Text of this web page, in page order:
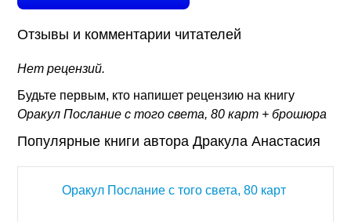
Отзывы и комментарии читателей
Нет рецензий.
Будьте первым, кто напишет рецензию на книгу
Оракул Послание с того света, 80 карт + брошюра
Популярные книги автора Дракула Анастасия
Оракул Послание с того света, 80 карт